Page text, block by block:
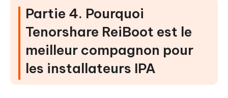
Partie 4. Pourquoi
Tenorshare ReiBoot est le
meilleur compagnon pour
les installateurs IPA